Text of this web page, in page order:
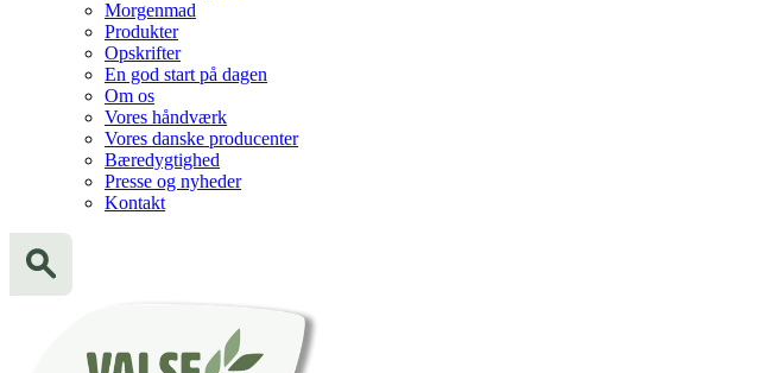
Morgenmad
Produkter
Opskrifter
En god start på dagen
Om os
Vores håndværk
Vores danske producenter
Bæredygtighed
Presse og nyheder
Kontakt